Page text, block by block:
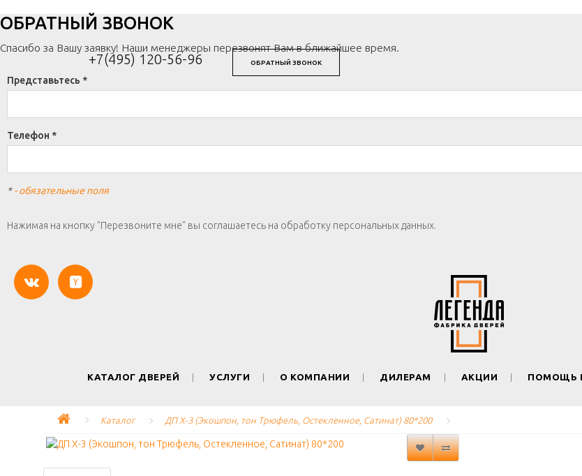
+7(495) 120-56-96 ОБРАТНЫЙ ЗВОНОК
ОБРАТНЫЙ ЗВОНОК
Спасибо за Вашу заявку! Наши менеджеры перезвонят Вам в ближайшее время.
Представьтесь *
Телефон *
*- обязательные поля
Нажимая на кнопку "Перезвоните мне" вы соглашаетесь на обработку персональных данных.
КАТАЛОГ ДВЕРЕЙ УСЛУГИ О КОМПАНИИ ДИЛЕРАМ АКЦИИ ПОМОЩЬ
Каталог ДП Х-3 (Экошпон, тон Трюфель, Остекленное, Сатинат) 80*200